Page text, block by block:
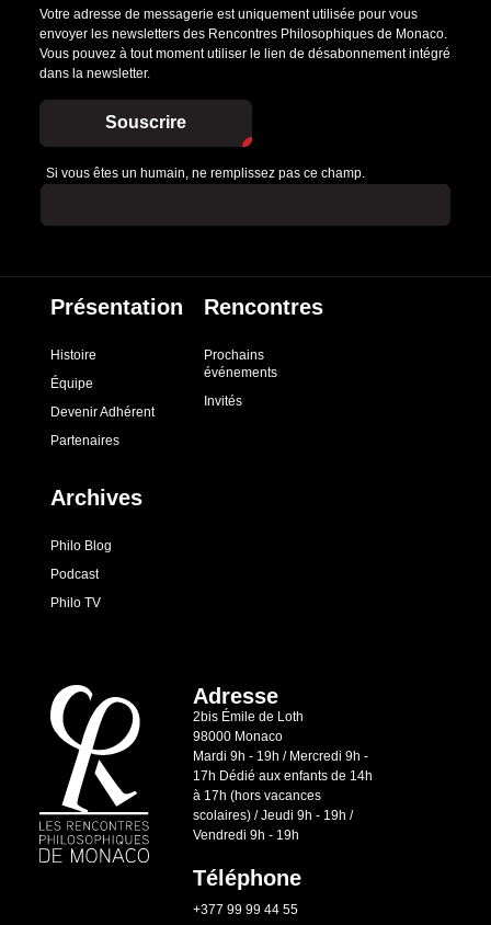
Votre adresse de messagerie est uniquement utilisée pour vous
envoyer les newsletters des Rencontres Philosophiques de Monaco.
Vous pouvez à tout moment utiliser le lien de désabonnement intégré
dans la newsletter.
Souscrire
Si vous êtes un humain, ne remplissez pas ce champ.
Présentation
Histoire
Équipe
Devenir Adhérent
Partenaires
Rencontres
Prochains
événements
Invités
Archives
Philo Blog
Podcast
Philo TV
Adresse
2bis Émile de Loth
98000 Monaco
Mardi 9h - 19h / Mercredi 9h -
17h Dédié aux enfants de 14h
à 17h (hors vacances
scolaires) / Jeudi 9h - 19h /
Vendredi 9h - 19h
Téléphone
+377 99 99 44 55